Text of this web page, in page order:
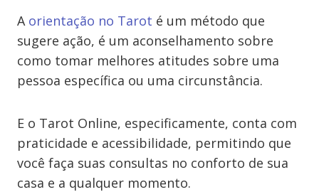
A orientação no Tarot é um método que
sugere ação, é um aconselhamento sobre
como tomar melhores atitudes sobre uma
pessoa específica ou uma circunstância.
E o Tarot Online, especificamente, conta com
praticidade e acessibilidade, permitindo que
você faça suas consultas no conforto de sua
casa e a qualquer momento.